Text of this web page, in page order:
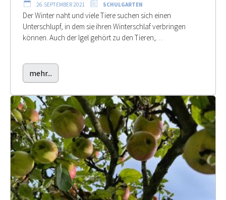
26.SEPTEMBER 2021 SCHULGARTEN
Der Winter naht und viele Tiere suchen sich einen
Unterschlupf, in dem sie ihren Winterschlaf verbringen
können. Auch der Igel gehört zu den Tieren,…
mehr...